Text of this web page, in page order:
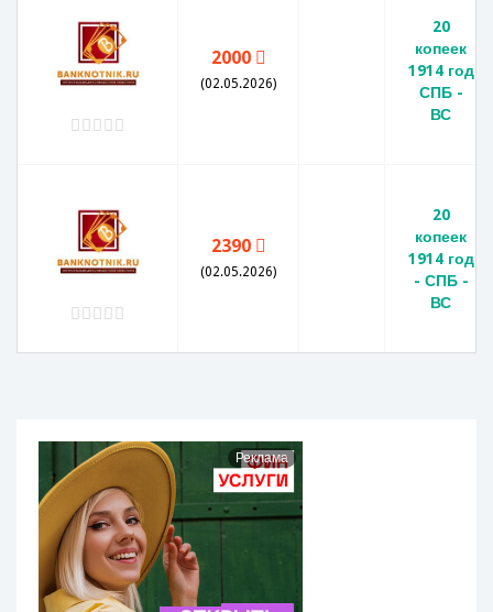
2000
(02.05.2026)
20
копеек
1914 год
СПБ -
ВС
2390
(02.05.2026)
20
копеек
1914 год
- СПБ -
ВС
Реклама